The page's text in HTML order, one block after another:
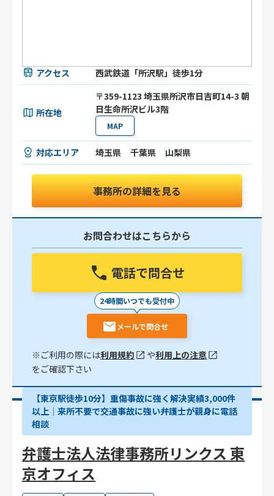
アクセス 西武鉄道「所沢駅」徒歩1分
所在地
〒359-1123 埼玉県所沢市日吉町14-3 朝
日生命所沢ビル3階
MAP
対応エリア 埼玉県 千葉県 山梨県
事務所の詳細を見る
お問合わせはこちらから
電話で問合せ
24時間いつでも受付中
メールで問合せ
※ご利用の際には利用規約 や利用上の注意
をご確認下さい
【東京駅徒歩10分】重傷事故に強く解決実績3,000件
以上│来所不要で交通事故に強い弁護士が親身に電話
相談
弁護士法人法律事務所リンクス 東
京オフィス